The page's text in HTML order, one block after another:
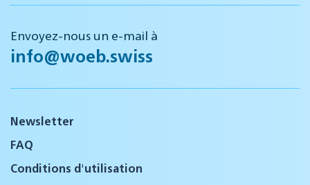
Envoyez-nous un e-mail à
info@woeb.swiss
Newsletter
FAQ
Conditions d'utilisation